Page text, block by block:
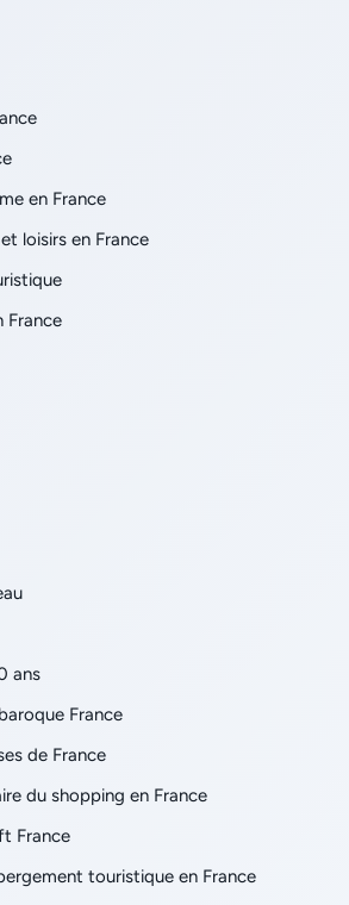
en France
loisirs en France
France
ans
France
de France
du shopping en France
France
touristique en France